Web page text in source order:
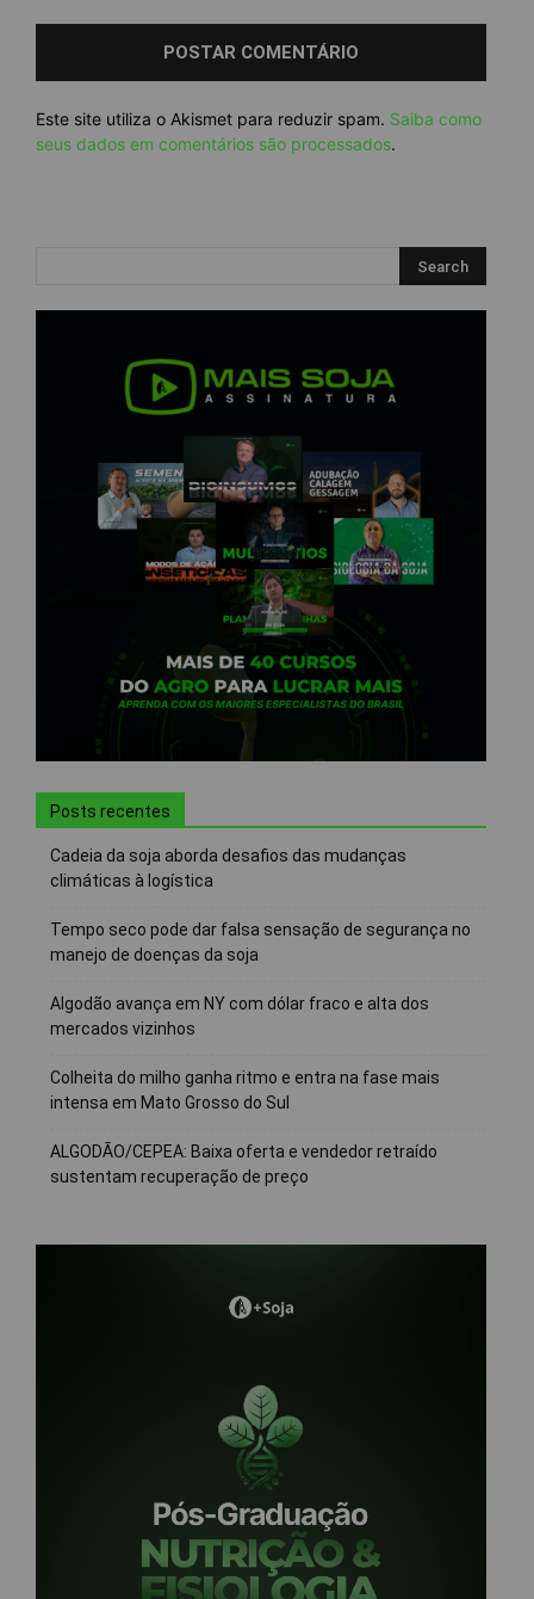
Este site utiliza o Akismet para reduzir spam. Saiba como
seus dados em comentários são processados.
Posts recentes
Cadeia da soja aborda desafios das mudanças
climáticas à logística
Tempo seco pode dar falsa sensação de segurança no
manejo de doenças da soja
Algodão avança em NY com dólar fraco e alta dos
mercados vizinhos
Colheita do milho ganha ritmo e entra na fase mais
intensa em Mato Grosso do Sul
ALGODÃO/CEPEA: Baixa oferta e vendedor retraído
sustentam recuperação de preço